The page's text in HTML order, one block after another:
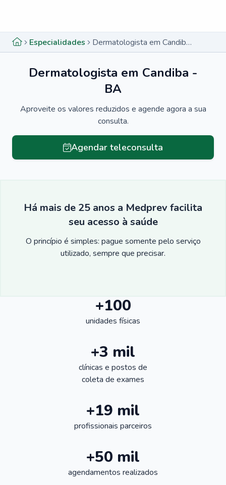
Especialidades Dermatologista em Candiba - BA
Dermatologista em Candiba -
BA
Aproveite os valores reduzidos e agende agora a sua
consulta.
Agendar teleconsulta
Há mais de 25 anos a Medprev facilita
seu acesso à saúde
O princípio é simples: pague somente pelo serviço
utilizado, sempre que precisar.
+100
unidades físicas
+3 mil
clínicas e postos de
coleta de exames
+19 mil
profissionais parceiros
+50 mil
agendamentos realizados